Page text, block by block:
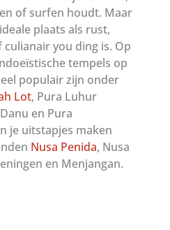
of surfen houdt. Maar
plaats als rust,
you ding is. Op
tempels op
populair zijn onder
Lot, Pura Luhur
en Pura
je uitstapjes maken
Nusa Penida, Nusa
en Menjangan.